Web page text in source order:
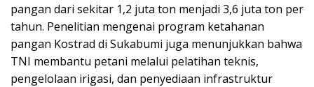
pangan dari sekitar 1,2 juta ton menjadi 3,6 juta ton per
tahun. Penelitian mengenai program ketahanan
pangan Kostrad di Sukabumi juga menunjukkan bahwa
TNI membantu petani melalui pelatihan teknis,
pengelolaan irigasi, dan penyediaan infrastruktur